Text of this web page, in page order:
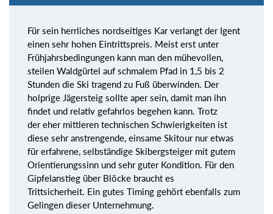
Für sein herrliches nordseitiges Kar verlangt der Igent
einen sehr hohen Eintrittspreis. Meist erst unter
Frühjahrsbedingungen kann man den mühevollen,
steilen Waldgürtel auf schmalem Pfad in 1,5 bis 2
Stunden die Ski tragend zu Fuß überwinden. Der
holprige Jägersteig sollte aper sein, damit man ihn
findet und relativ gefahrlos begehen kann. Trotz
der eher mittleren technischen Schwierigkeiten ist
diese sehr anstrengende, einsame Skitour nur etwas
für erfahrene, selbständige Skibergsteiger mit gutem
Orientierungssinn und sehr guter Kondition. Für den
Gipfelanstieg über Blöcke braucht es
Trittsicherheit. Ein gutes Timing gehört ebenfalls zum
Gelingen dieser Unternehmung.